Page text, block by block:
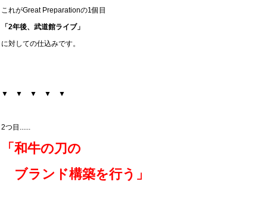
これがGreat Preparationの1個目
「2年後、武道館ライブ」
に対しての仕込みです。
▼ ▼ ▼ ▼ ▼
2つ目......
「和牛の刀の
ブランド構築を行う」